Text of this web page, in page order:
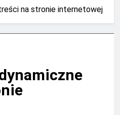
na stronie internetowej